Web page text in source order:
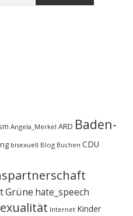
Angela_Merkel ARD Baden-
bisexuell Blog Buchen CDU
Grüne hate_speech
Internet Kinder